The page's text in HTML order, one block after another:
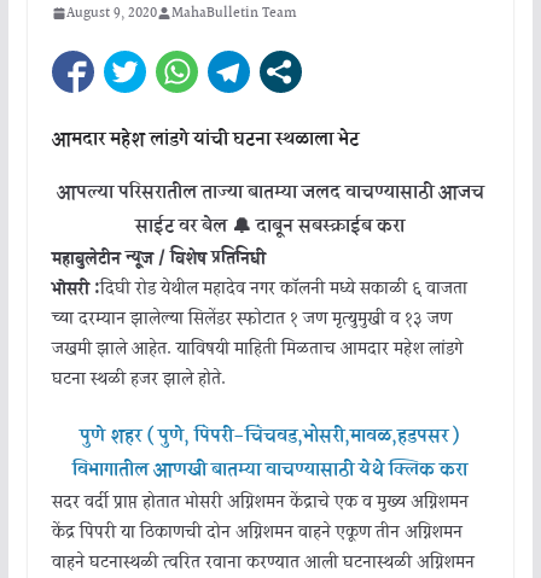
August 9, 2020 MahaBulletin Team
आमदार महेश लांडगे यांची घटना स्थळाला भेट
आपल्या परिसरातील ताज्या बातम्या जलद वाचण्यासाठी आजच
साईट वर बेल 🔔 दाबून सबस्क्राईब करा
महाबुलेटीन न्यूज / विशेष प्रतिनिधी
भोसरी :दिघी रोड येथील महादेव नगर कॉलनी मध्ये सकाळी ६ वाजता
च्या दरम्यान झालेल्या सिलेंडर स्फोटात १ जण मृत्युमुखी व १३ जण
जखमी झाले आहेत. याविषयी माहिती मिळताच आमदार महेश लांडगे
घटना स्थळी हजर झाले होते.
पुणे शहर ( पुणे, पिंपरी-चिंचवड,भोसरी,मावळ,हडपसर )
विभागातील आणखी बातम्या वाचण्यासाठी येथे क्लिक करा
सदर वर्दी प्राप्त होतात भोसरी अग्निशमन केंद्राचे एक व मुख्य अग्निशमन
केंद्र पिंपरी या ठिकाणची दोन अग्निशमन वाहने एकूण तीन अग्निशमन
वाहने घटनास्थळी त्वरित रवाना करण्यात आली घटनास्थळी अग्निशमन